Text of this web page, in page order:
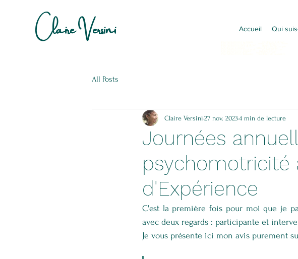
Claire Versini Accueil Qui
All Posts
Journées
psychomotricité
d'Expérience
Claire Versini 27 nov. 20234 min de lecture
C'est la première fois pour moi que je
avec deux regards : participante et
Je vous présente ici mon avis purement